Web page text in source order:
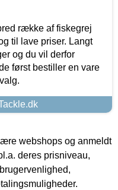
række af fiskegrej
til lave priser. Langt
og du vil derfor
først bestiller en vare
webshops og anmeldt
deres prisniveau,